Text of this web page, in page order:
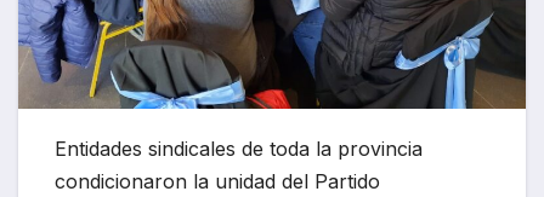
Entidades sindicales de toda la provincia
condicionaron la unidad del Partido